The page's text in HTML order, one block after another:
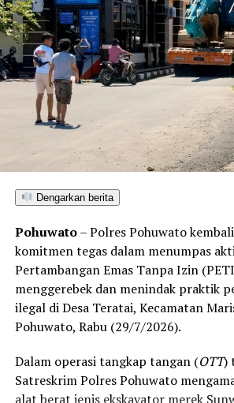
Menindaklanjuti laporan korban, Tim
bergerak cepat melakukan
mendeteksi keberadaan pelaku dan
penangkapan tanpa perlawanan.
barang bukti telah diamankan di
Gorontalo Kota guna menjalani
lanjut.
Dengarkan berita
Pohuwato– Polres Pohuwato
komitmen tegas dalam menumpas
Pertambangan Emas Tanpa Izin
menggerebek dan menindak praktik
ilegal di Desa Teratai, Kecamatan
Pohuwato, Rabu (29/7/2026).
Dalam operasi tangkap tangan (OTT)
Satreskrim Polres Pohuwato
alat berat jenis ekskavator merek